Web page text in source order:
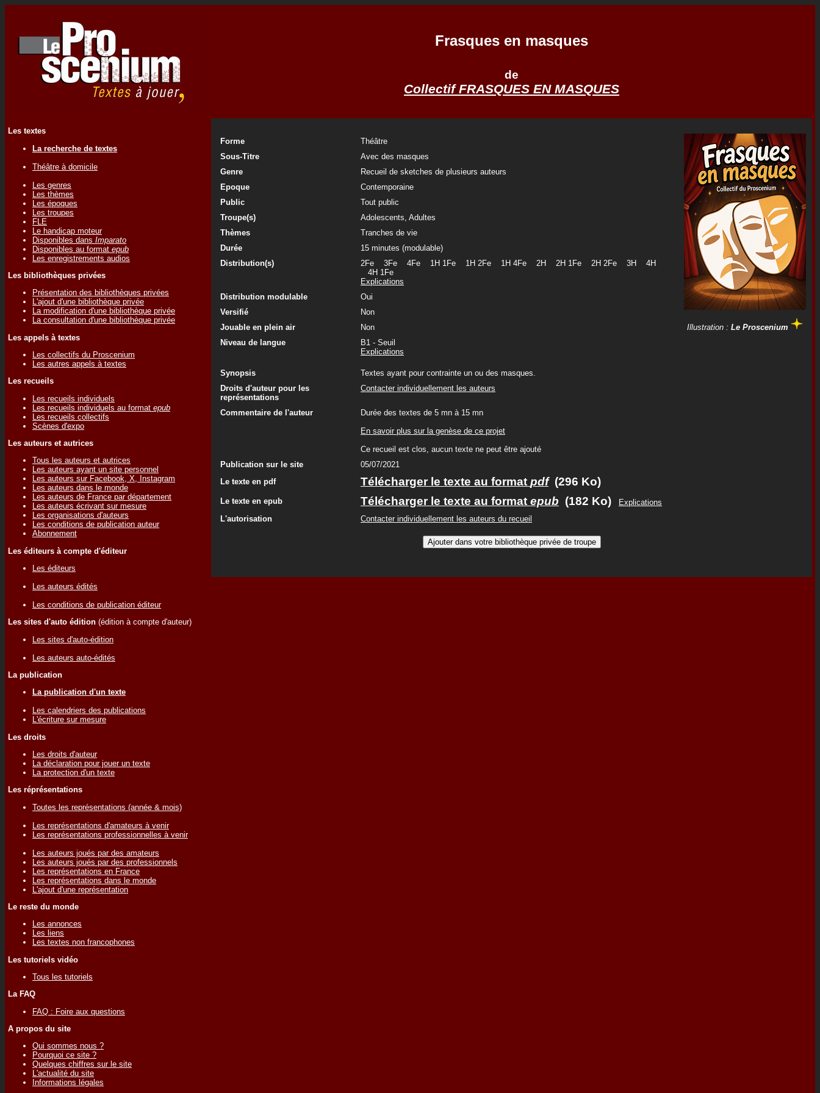
Frasques en masques
de
Collectif FRASQUES EN MASQUES
Les textes
La recherche de textes
Théâtre à domicile
Les genres
Les thèmes
Les époques
Les troupes
FLE
Le handicap moteur
Disponibles dans Imparato
Disponibles au format epub
Les enregistrements audios
Les bibliothèques privées
Présentation des bibliothèques privées
L'ajout d'une bibliothèque privée
La modification d'une bibliothèque privée
La consultation d'une bibliothèque privée
Les appels à textes
Les collectifs du Proscenium
Les autres appels à textes
Les recueils
Les recueils individuels
Les recueils individuels au format epub
Les recueils collectifs
Scènes d'expo
Les auteurs et autrices
Tous les auteurs et autrices
Les auteurs ayant un site personnel
Les auteurs sur Facebook, X, Instagram
Les auteurs dans le monde
Les auteurs de France par département
Les auteurs écrivant sur mesure
Les organisations d'auteurs
Les conditions de publication auteur
Abonnement
Les éditeurs à compte d'éditeur
Les éditeurs
Les auteurs édités
Les conditions de publication éditeur
Les sites d'auto édition (édition à compte d'auteur)
Les sites d'auto-édition
Les auteurs auto-édités
La publication
La publication d'un texte
Les calendriers des publications
L'écriture sur mesure
Les droits
Les droits d'auteur
La déclaration pour jouer un texte
La protection d'un texte
Les réprésentations
Toutes les représentations (année & mois)
Les représentations d'amateurs à venir
Les représentations professionnelles à venir
Les auteurs joués par des amateurs
Les auteurs joués par des professionnels
Les représentations en France
Les représentations dans le monde
L'ajout d'une représentation
Le reste du monde
Les annonces
Les liens
Les textes non francophones
Les tutoriels vidéo
Tous les tutoriels
La FAQ
FAQ : Foire aux questions
A propos du site
Qui sommes nous ?
Pourquoi ce site ?
Quelques chiffres sur le site
L'actualité du site
Informations légales
Forme
Théâtre
Sous-Titre
Avec des masques
Genre
Recueil de sketches de plusieurs auteurs
Epoque
Contemporaine
Public
Tout public
Troupe(s)
Adolescents, Adultes
Thèmes
Tranches de vie
Durée
15 minutes (modulable)
Distribution(s)
2Fe 3Fe 4Fe 1H 1Fe 1H 2Fe 1H 4Fe 2H 2H 1Fe 2H 2Fe 3H 4H
4H 1Fe
Explications
Distribution modulable
Oui
Versifié
Non
Jouable en plein air
Non
Niveau de langue
B1 - Seuil
Explications
Illustration : Le Proscenium
Synopsis
Textes ayant pour contrainte un ou des masques.
Droits d'auteur pour les
représentations
Contacter individuellement les auteurs
Commentaire de l'auteur
Durée des textes de 5 mn à 15 mn
En savoir plus sur la genèse de ce projet
Ce recueil est clos, aucun texte ne peut être ajouté
Publication sur le site
05/07/2021
Le texte en pdf
Télécharger le texte au format pdf(296 Ko)
Le texte en epub Télécharger le texte au format epub (182 Ko)
Explications
L'autorisation
Contacter individuellement les auteurs du recueil